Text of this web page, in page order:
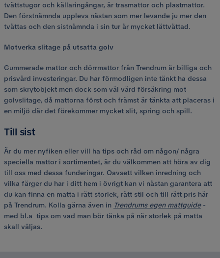
tvättstugor och källaringångar, är trasmattor och plastmattor.
Den förstnämnda upplevs nästan som mer levande ju mer den
tvättas och den sistnämnda i sin tur är mycket lättvättad.
Motverka slitage på utsatta golv
Gummerade mattor och dörrmattor från Trendrum är billiga och
prisvärd investeringar. Du har förmodligen inte tänkt ha dessa
som skrytobjekt men dock som väl värd försäkring mot
golvslitage, då mattorna först och främst är tänkta att placeras i
en miljö där det förekommer mycket slit, spring och spill.
Till sist
Är du mer nyfiken eller vill ha tips och råd om någon/ några
speciella mattor i sortimentet, är du välkommen att höra av dig
till oss med dessa funderingar. Oavsett vilken inredning och
vilka färger du har i ditt hem i övrigt kan vi nästan garantera att
du kan finna en matta i rätt storlek, rätt stil och till rätt pris här
på Trendrum. Kolla gärna även in Trendrums egen mattguide-
med bl.a tips om vad man bör tänka på när storlek på matta
skall väljas.